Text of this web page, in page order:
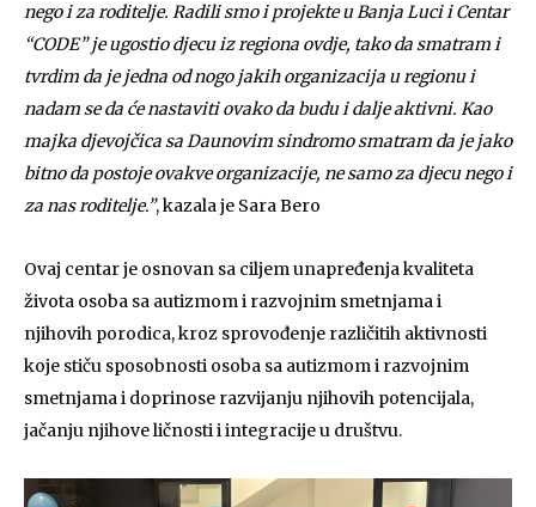
nego i za roditelje. Radili smo i projekte u Banja Luci i Centar
“CODE” je ugostio djecu iz regiona ovdje, tako da smatram i
tvrdim da je jedna od nogo jakih organizacija u regionu i
nadam se da će nastaviti ovako da budu i dalje aktivni. Kao
majka djevojčica sa Daunovim sindromo smatram da je jako
bitno da postoje ovakve organizacije, ne samo za djecu nego i
za nas roditelje.”, kazala je Sara Bero
Ovaj centar je osnovan sa ciljem unapređenja kvaliteta
života osoba sa autizmom i razvojnim smetnjama i
njihovih porodica, kroz sprovođenje različitih aktivnosti
koje stiču sposobnosti osoba sa autizmom i razvojnim
smetnjama i doprinose razvijanju njihovih potencijala,
jačanju njihove ličnosti i integracije u društvu.